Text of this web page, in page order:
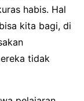
habis. Hal
kita bagi, di
tidak